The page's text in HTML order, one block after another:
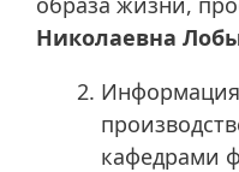
Николаевна
кафедрами